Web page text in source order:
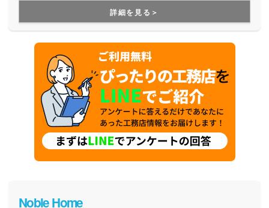
まいづくりをしています。Z空調の性能を体験できる施設も
あるので、体験した上で納得してお家づくりを進めることが
出来ます。是非一度、実際に足を運んで体験してみてくださ
い。
詳細を見る＞
Noble Home